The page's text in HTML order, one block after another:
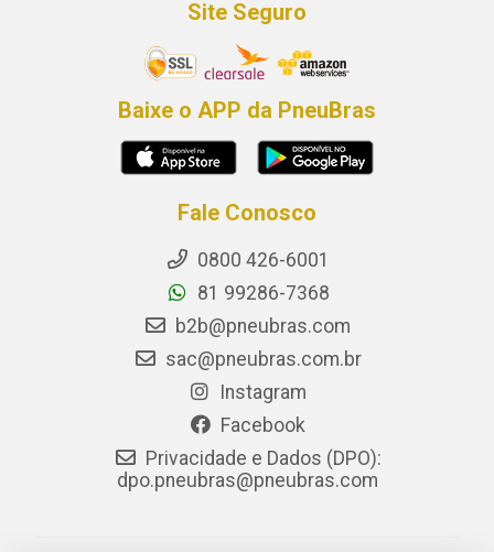
Site Seguro
Baixe o APP da PneuBras
Fale Conosco
0800 426-6001
81 99286-7368
b2b@pneubras.com
sac@pneubras.com.br
Instagram
Facebook
Privacidade e Dados (DPO):
dpo.pneubras@pneubras.com